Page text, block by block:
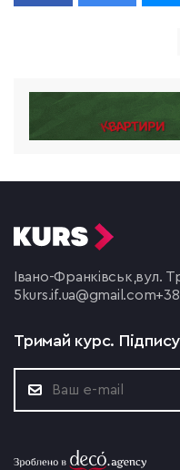
Івано-Франківськ,вул.
5 kurs.if.ua@gmail.com
Тримай курс.